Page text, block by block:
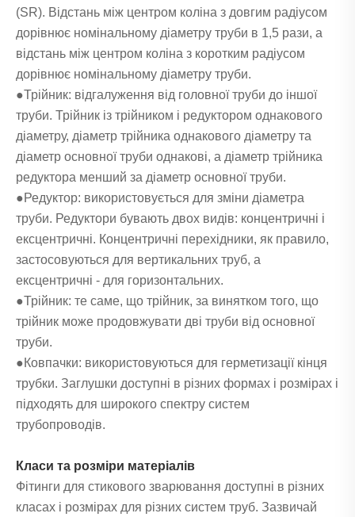
(SR). Відстань між центром коліна з довгим радіусом
дорівнює номінальному діаметру труби в 1,5 рази, а
відстань між центром коліна з коротким радіусом
дорівнює номінальному діаметру труби.
●Трійник: відгалуження від головної труби до іншої
труби. Трійник із трійником і редуктором однакового
діаметру, діаметр трійника однакового діаметру та
діаметр основної труби однакові, а діаметр трійника
редуктора менший за діаметр основної труби.
●Редуктор: використовується для зміни діаметра
труби. Редуктори бувають двох видів: концентричні і
ексцентричні. Концентричні перехідники, як правило,
застосовуються для вертикальних труб, а
ексцентричні - для горизонтальних.
●Трійник: те саме, що трійник, за винятком того, що
трійник може продовжувати дві труби від основної
труби.
●Ковпачки: використовуються для герметизації кінця
трубки. Заглушки доступні в різних формах і розмірах і
підходять для широкого спектру систем
трубопроводів.
Класи та розміри матеріалів
Фітинги для стикового зварювання доступні в різних
класах і розмірах для різних систем труб. Зазвичай